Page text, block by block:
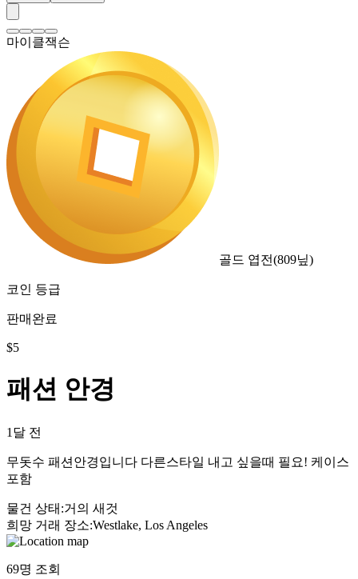
마이클잭슨
골드 엽전(809닢)
코인 등급
판매완료
$5
패션 안경
1달 전
무돗수 패션안경입니다 다른스타일 내고 싶을때 필요! 케이스
포함
물건 상태 :거의 새것
희망 거래 장소:Westlake, Los Angeles
69명 조회